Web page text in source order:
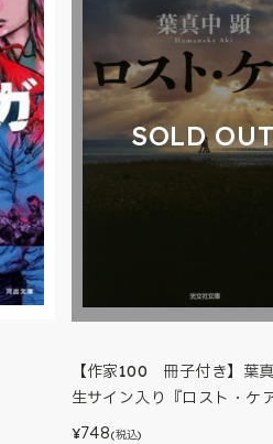
SOLD
【作家100 冊子付き】葉
生サイン入り『ロスト・ケ
¥748(税込)